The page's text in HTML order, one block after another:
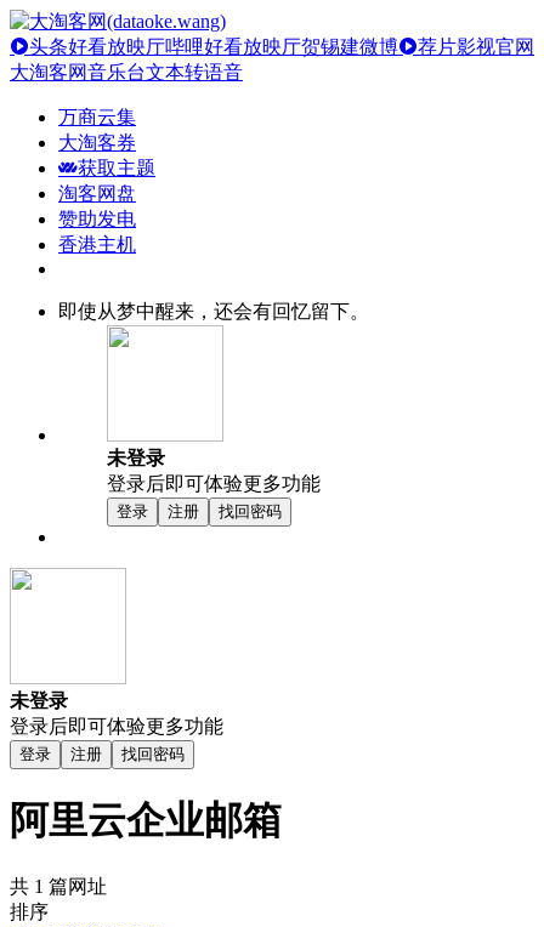
头条好看放映厅哔哩好看放映厅贺锡建微博
荐片影视官网
大淘客网音乐台文本转语音
万商云集
大淘客券
获取主题
淘客网盘
赞助发电
香港主机
即使从梦中醒来，还会有回忆留下。
未登录
登录后即可体验更多功能
登录 注册 找回密码
未登录
登录后即可体验更多功能
登录 注册 找回密码
阿里云企业邮箱
共 1 篇网址
排序